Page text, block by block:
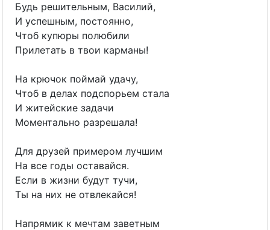
Будь решительным, Василий,
И успешным, постоянно,
Чтоб купюры полюбили
Прилетать в твои карманы!
На крючок поймай удачу,
Чтоб в делах подспорьем стала
И житейские задачи
Моментально разрешала!
Для друзей примером лучшим
На все годы оставайся.
Если в жизни будут тучи,
Ты на них не отвлекайся!
Напрямик к мечтам заветным